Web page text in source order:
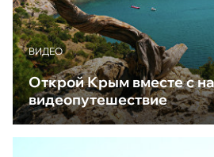
ВИДЕО
Открой Крым вместе с
видеопутешествие